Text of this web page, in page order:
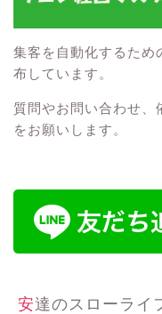
集客を自動化するため
布しています。
質問やお問い合わせ、
をお願いします。
安達のスローラ